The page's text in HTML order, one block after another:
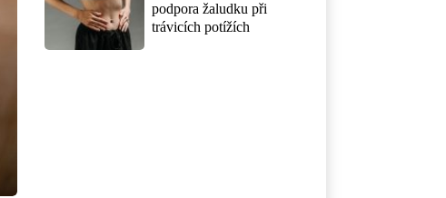
podpora žaludku při
trávicích potížích